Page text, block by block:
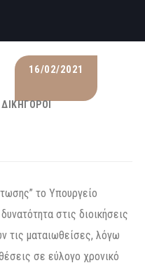
16/02/2021
ΔΙΚΗΓΌΡΟΙ
το Υπουργείο
στις διοικήσεις
τις ματαιωθείσες, λόγω
σε εύλογο χρονικό